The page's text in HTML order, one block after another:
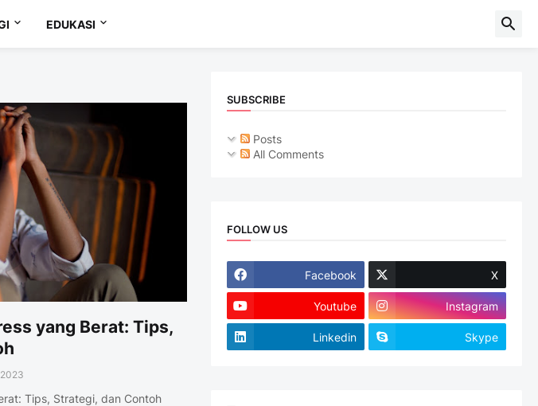
EDUKASI
yang Berat: Tips,
Tips, Strategi, dan Contoh
SUBSCRIBE
Posts
All Comments
FOLLOW US
Facebook X
Youtube Instagram
Linkedin Skype